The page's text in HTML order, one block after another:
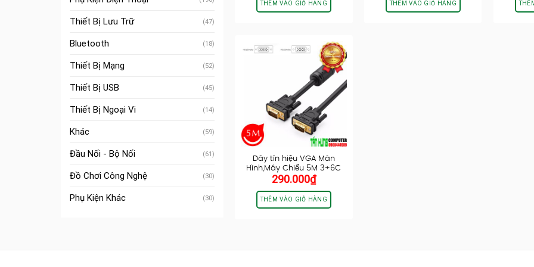
Thiết Bị Lưu Trữ (47)
Bluetooth (18)
Thiết Bị Mạng (52)
Thiết Bị USB (45)
Thiết Bị Ngoại Vi (14)
Khác (59)
Đầu Nối - Bộ Nối (61)
Đồ Chơi Công Nghệ (30)
Phụ Kiện Khác (30)
THÊM VÀO GIỎ HÀNG THÊM VÀO GIỎ HÀNG
Dây tín hiệu VGA Màn
Hình,Máy Chiếu 5M 3+6C
Cao…
290.000₫
THÊM VÀO GIỎ HÀNG